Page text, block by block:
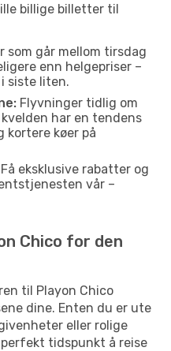
billige billetter til
som går mellom tirsdag
enn helgepriser –
siste liten.
Flyvninger tidlig om
har en tendens
kortere køer på
Få eksklusive rabatter og
vår –
Chico for den
til Playon Chico
dine. Enten du er ute
eller rolige
tidspunkt å reise